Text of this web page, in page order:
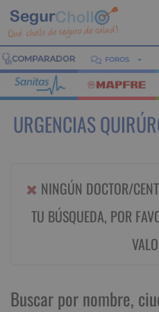
FOROS
URGENCIAS
NINGÚN DOCTOR/
TU BÚSQUEDA, POR
Buscar por nombre,